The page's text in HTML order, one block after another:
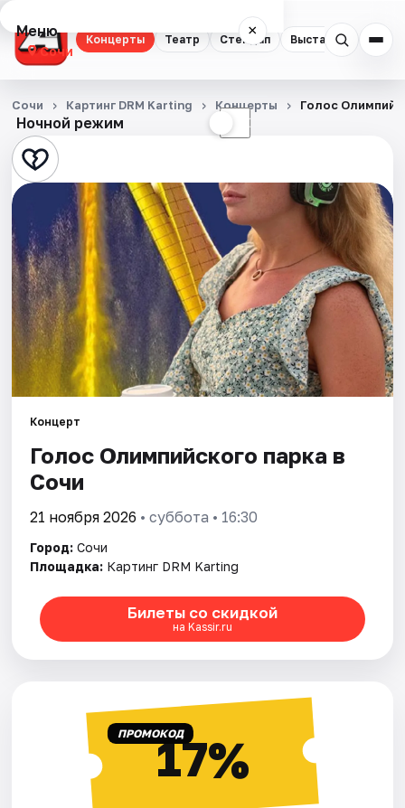
Концерты Театр Стендап Выставки
Меню ×
Сочи
Концерты
Театр
Стендап
Выставки
Квесты
Экскурсии
Спорт
События
Города
Площадки
Рейтинги
Ночной режим ☾
Сочи Картинг DRM Karting Концерты Голос
Концерт
Голос Олимпийского парка в
Сочи
21 ноября 2026 • суббота • 16:30
Город: Сочи
Площадка: Картинг DRM Karting
Билеты со скидкой
на Kassir.ru
ПРОМОКОД17%